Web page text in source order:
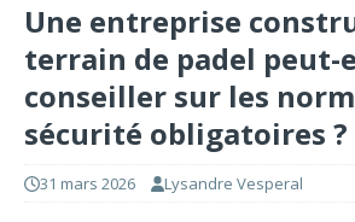
Une entreprise
terrain de padel peut-
conseiller sur les
sécurité obligatoires ?
31 mars 2026 Lysandre Vesperal